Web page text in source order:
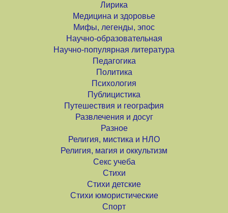
Лирика
Медицина и здоровье
Мифы, легенды, эпос
Научно-образовательная
Научно-популярная литература
Педагогика
Политика
Психология
Публицистика
Путешествия и география
Развлечения и досуг
Разное
Религия, мистика и НЛО
Религия, магия и оккультизм
Секс учеба
Стихи
Стихи детские
Стихи юмористические
Спорт